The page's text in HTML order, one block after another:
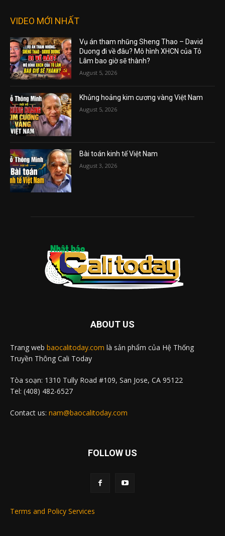
VIDEO MỚI NHẤT
Vụ án tham nhũng Sheng Thao – David
Duong đi về đâu? Mô hình XHCN của Tô
Lâm bao giờ sẽ thành?
August 5, 2026
Khủng hoảng kim cương vàng Việt Nam
August 5, 2026
Bài toán kinh tế Việt Nam
August 3, 2026
ABOUT US
Trang web baocalitoday.com là sản phẩm của Hệ Thống
Truyền Thông Cali Today
Tòa soạn: 1310 Tully Road #109, San Jose, CA 95122
Tel: (408) 482-6527
Contact us: nam@baocalitoday.com
FOLLOW US
Terms and Policy Services